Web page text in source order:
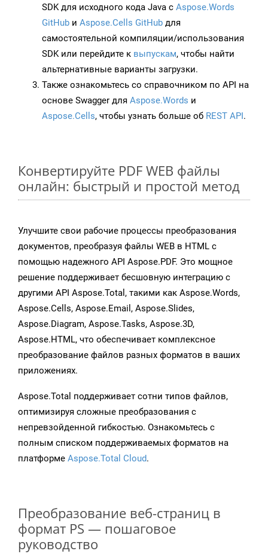
SDK для исходного кода Java с Aspose.Words
GitHub и Aspose.Cells GitHub для
самостоятельной компиляции/использования
SDK или перейдите к выпускам, чтобы найти
альтернативные варианты загрузки.
Также ознакомьтесь со справочником по API на
основе Swagger для Aspose.Words и
Aspose.Cells, чтобы узнать больше об REST API.
Конвертируйте PDF WEB файлы
онлайн: быстрый и простой метод
Улучшите свои рабочие процессы преобразования
документов, преобразуя файлы WEB в HTML с
помощью надежного API Aspose.PDF. Это мощное
решение поддерживает бесшовную интеграцию с
другими API Aspose.Total, такими как Aspose.Words,
Aspose.Cells, Aspose.Email, Aspose.Slides,
Aspose.Diagram, Aspose.Tasks, Aspose.3D,
Aspose.HTML, что обеспечивает комплексное
преобразование файлов разных форматов в ваших
приложениях.
Aspose.Total поддерживает сотни типов файлов,
оптимизируя сложные преобразования с
непревзойденной гибкостью. Ознакомьтесь с
полным списком поддерживаемых форматов на
платформе Aspose.Total Cloud.
Преобразование веб-страниц в
формат PS — пошаговое
руководство